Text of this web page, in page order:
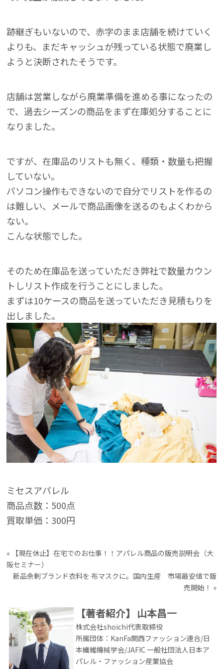
跡継ぎもいないので、赤字のまま店舗を続けていく
よりも、まだキャッシュが残っている状態で廃業し
ようと決断されたそうです。
店舗は営業しながら廃業準備を進める事になったの
で、過去シーズンの商品をまず在庫処分することに
なりました。
ですが、在庫品のリストも無く、種類・数量も把握
していない。
パソコン操作もできないので自分でリストを作るの
は難しい、メールで商品画像を送るのもよくわから
ない。
こんな状態でした。
そのため在庫品を送っていただき弊社で数量カウン
トしリスト作成を行うことにしました。
まずは10ケースの商品を送っていただき見積もりを
出しました。
ミセスアパレル
商品点数：500点
買取単価：300円
«
【現在休止】在宅でのお仕事！！アパレル商品の販売説明会（大
阪セミナー）
新品余剰ブランド衣料を 布マスクに。国内生産 市場最安値で販
売開始！ »
【著者紹介】 山本昌一
株式会社shoichi代表取締役
所属団体：KanFa関西ファッション連合/日
本繊維機械学会/JAFIC 一般社団法人日本ア
パレル・ファッション産業協会